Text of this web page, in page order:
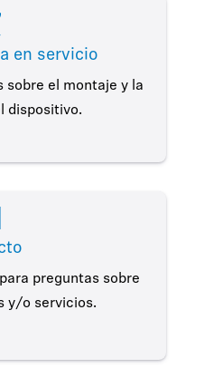
en servicio
sobre el montaje y la
dispositivo.
preguntas sobre
y/o servicios.